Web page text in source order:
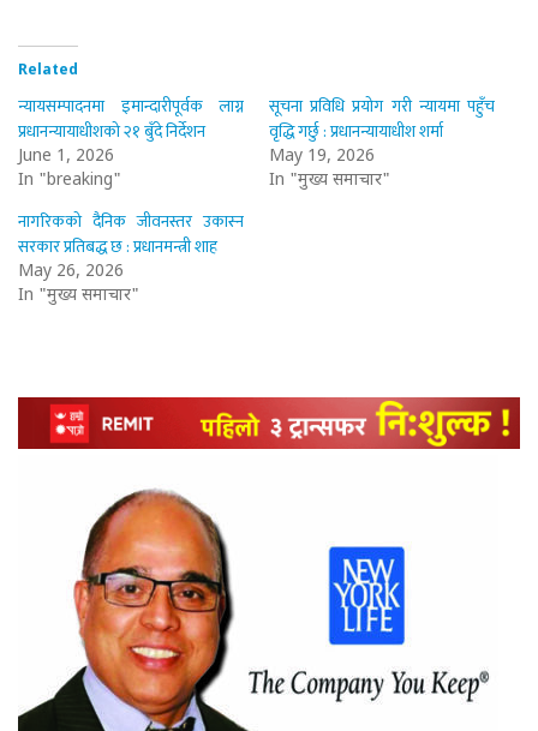
Related
न्यायसम्पादनमा इमान्दारीपूर्वक लाग्न
प्रधानन्यायाधीशको २१ बुँदे निर्देशन
June 1, 2026
In "breaking"
सूचना प्रविधि प्रयोग गरी न्यायमा पहुँच
वृद्धि गर्छु : प्रधानन्यायाधीश शर्मा
May 19, 2026
In "मुख्य समाचार"
नागरिकको दैनिक जीवनस्तर उकास्न
सरकार प्रतिबद्ध छ : प्रधानमन्त्री शाह
May 26, 2026
In "मुख्य समाचार"